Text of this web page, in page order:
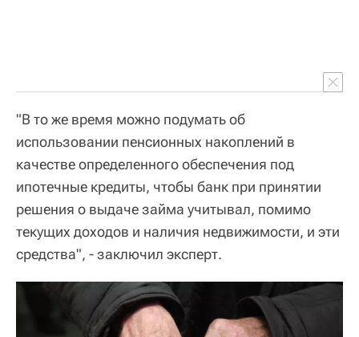
"В то же время можно подумать об
использовании пенсионных накоплений в
качестве определенного обеспечения под
ипотечные кредиты, чтобы банк при принятии
решения о выдаче займа учитывал, помимо
текущих доходов и наличия недвижимости, и эти
средства", - заключил эксперт.